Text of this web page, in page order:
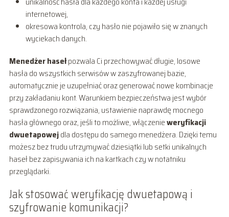
internetowej,
okresowa kontrola, czy hasło nie pojawiło się w znanych
wyciekach danych.
Menedżer hasełpozwala Ci przechowywać długie, losowe
hasła do wszystkich serwisów w zaszyfrowanej bazie,
automatycznie je uzupełniać oraz generować nowe kombinacje
przy zakładaniu kont. Warunkiem bezpieczeństwa jest wybór
sprawdzonego rozwiązania, ustawienie naprawdę mocnego
hasła głównego oraz, jeśli to możliwe, włączenieweryfikacji
dwuetapowejdla dostępu do samego menedżera. Dzięki temu
możesz bez trudu utrzymywać dziesiątki lub setki unikalnych
haseł bez zapisywania ich na kartkach czy w notatniku
przeglądarki.
Jak stosować weryfikację dwuetapową i
szyfrowanie komunikacji?